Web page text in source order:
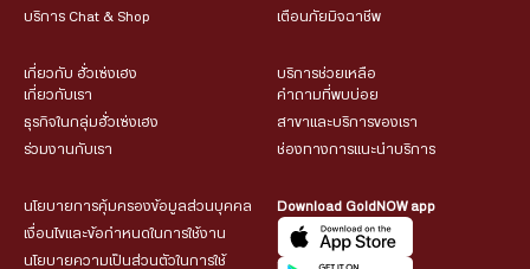
บริการ Chat & Shop
เตือนภัยมิจฉาชีพ
เกี่ยวกับ ฮั่วเซ่งเฮง
เกี่ยวกับเรา
ธุรกิจในกลุ่มฮั่วเซ่งเฮง
ร่วมงานกับเรา
บริการช่วยเหลือ
คำถามที่พบบ่อย
สาขาและบริการของเรา
ช่องทางการแนะนำบริการ
นโยบายการคุ้มครองข้อมูลส่วนบุคคล
เงื่อนไขและข้อกำหนดในการใช้งาน
นโยบายความเป็นส่วนตัวในการใช้
Download GoldNOW app